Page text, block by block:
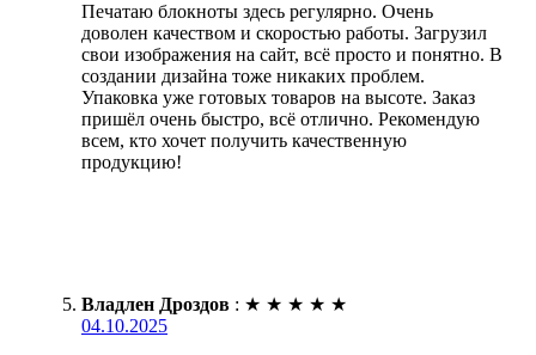
Печатаю блокноты здесь регулярно. Очень
доволен качеством и скоростью работы. Загрузил
свои изображения на сайт, всё просто и понятно. В
создании дизайна тоже никаких проблем.
Упаковка уже готовых товаров на высоте. Заказ
пришёл очень быстро, всё отлично. Рекомендую
всем, кто хочет получить качественную
продукцию!
Владлен Дроздов : ★ ★ ★ ★ ★
04.10.2025